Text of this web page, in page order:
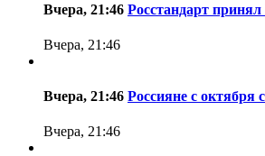
Вчера, 21:46 Росстандарт
Вчера, 21:46
Вчера, 21:46 Россияне с октября
Вчера, 21:46